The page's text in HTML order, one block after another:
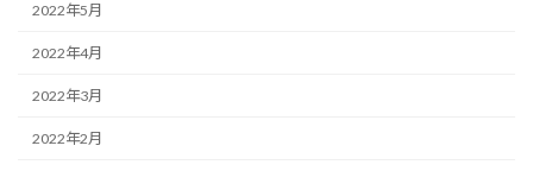
2022年5月
2022年4月
2022年3月
2022年2月